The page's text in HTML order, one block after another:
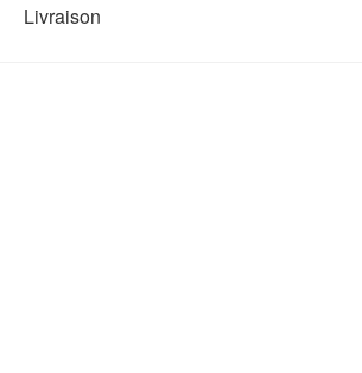
Livraison